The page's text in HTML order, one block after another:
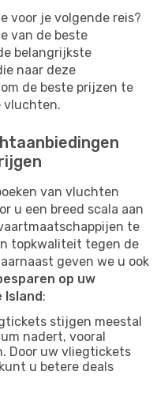
voor je volgende reis?
van de beste
belangrijkste
naar deze
de beste prijzen te
vluchten.
van vluchten
u een breed scala aan
te
topkwaliteit tegen de
geven we u ook
op uw
Island:
stijgen meestal
nadert, vooral
Door uw vliegtickets
u betere deals